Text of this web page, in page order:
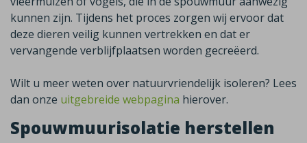
kunnen zijn. Tijdens het proces zorgen wij ervoor dat
deze dieren veilig kunnen vertrekken en dat er
vervangende verblijfplaatsen worden gecreëerd.
Wilt u meer weten over natuurvriendelijk isoleren? Lees
dan onze uitgebreide webpagina hierover.
Spouwmuurisolatie herstellen